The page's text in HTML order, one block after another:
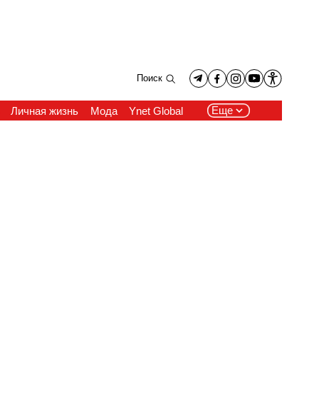
Поиск
Личная жизнь Мода Ynet Global Еще